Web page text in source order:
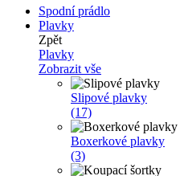
Spodní prádlo
Plavky
Zpět
Plavky
Zobrazit vše
Slipové plavky
(17)
Boxerkové plavky
(3)